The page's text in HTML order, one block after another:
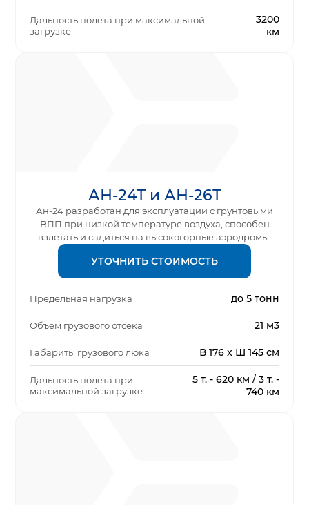
Дальность полета при максимальной
загрузке
3200
км
АН-24Т и АН-26Т
Ан-24 разработан для эксплуатации с грунтовыми
ВПП при низкой температуре воздуха, способен
взлетать и садиться на высокогорные аэродромы.
УТОЧНИТЬ СТОИМОСТЬ
Предельная нагрузка до 5 тонн
Объем грузового отсека 21 м3
Габариты грузового люка В 176 x Ш 145 см
Дальность полета при
максимальной загрузке
5 т. - 620 км / 3 т. -
740 км